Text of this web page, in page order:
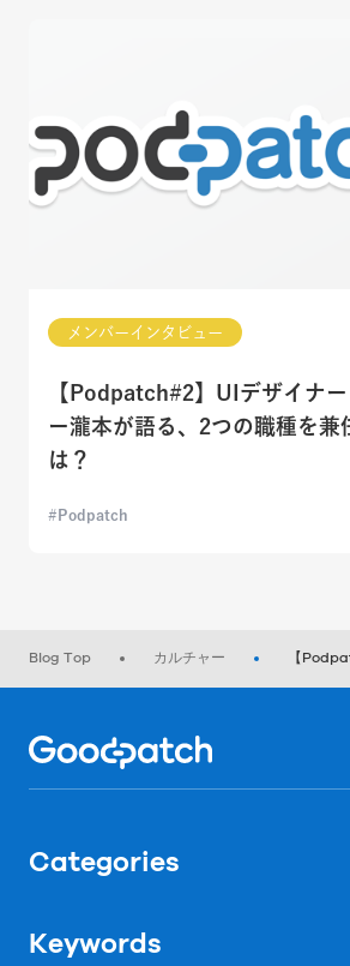
メンバーインタビュー
【Podpatch#2】UIデザイナ
ー瀧本が語る、2つの職種を兼
は？
Podpatch
Blog Top カルチャー 【
Categories
Keywords